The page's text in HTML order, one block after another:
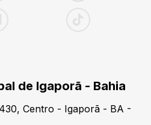
de Igaporã - Bahia
Centro - Igaporã - BA -